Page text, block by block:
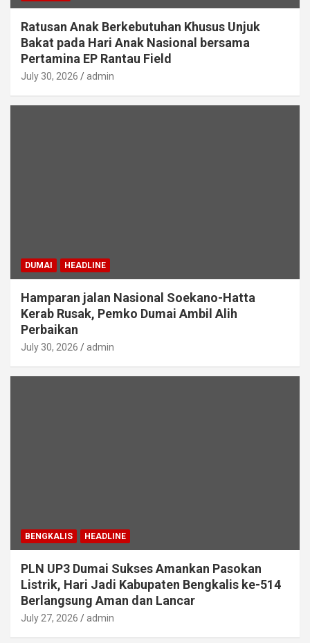
Ratusan Anak Berkebutuhan Khusus Unjuk
Bakat pada Hari Anak Nasional bersama
Pertamina EP Rantau Field
July 30, 2026 admin
DUMAI HEADLINE
Hamparan jalan Nasional Soekano-Hatta
Kerab Rusak, Pemko Dumai Ambil Alih
Perbaikan
July 30, 2026 admin
BENGKALIS HEADLINE
PLN UP3 Dumai Sukses Amankan Pasokan
Listrik, Hari Jadi Kabupaten Bengkalis ke-514
Berlangsung Aman dan Lancar
July 27, 2026 admin